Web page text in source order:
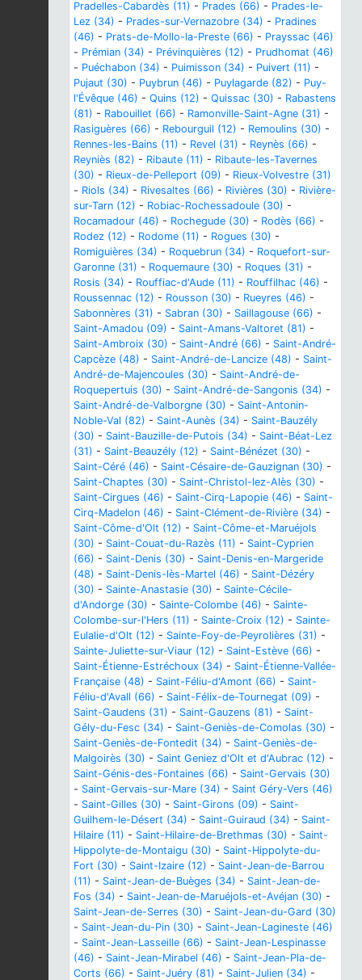
Pradelles-Cabardès (11) - Prades (66) - Prades-le-
Lez (34) - Prades-sur-Vernazobre (34) - Pradines
(46) - Prats-de-Mollo-la-Preste (66) - Prayssac (46)
- Prémian (34) - Prévinquières (12) - Prudhomat (46)
- Puéchabon (34) - Puimisson (34) - Puivert (11) -
Pujaut (30) - Puybrun (46) - Puylagarde (82) - Puy-
l'Évêque (46) - Quins (12) - Quissac (30) - Rabastens
(81) - Rabouillet (66) - Ramonville-Saint-Agne (31) -
Rasiguères (66) - Rebourguil (12) - Remoulins (30) -
Rennes-les-Bains (11) - Revel (31) - Reynès (66) -
Reyniès (82) - Ribaute (11) - Ribaute-les-Tavernes
(30) - Rieux-de-Pelleport (09) - Rieux-Volvestre (31)
- Riols (34) - Rivesaltes (66) - Rivières (30) - Rivière-
sur-Tarn (12) - Robiac-Rochessadoule (30) -
Rocamadour (46) - Rochegude (30) - Rodès (66) -
Rodez (12) - Rodome (11) - Rogues (30) -
Romiguières (34) - Roquebrun (34) - Roquefort-sur-
Garonne (31) - Roquemaure (30) - Roques (31) -
Rosis (34) - Rouffiac-d'Aude (11) - Rouffilhac (46) -
Roussennac (12) - Rousson (30) - Rueyres (46) -
Sabonnères (31) - Sabran (30) - Saillagouse (66) -
Saint-Amadou (09) - Saint-Amans-Valtoret (81) -
Saint-Ambroix (30) - Saint-André (66) - Saint-André-
Capcèze (48) - Saint-André-de-Lancize (48) - Saint-
André-de-Majencoules (30) - Saint-André-de-
Roquepertuis (30) - Saint-André-de-Sangonis (34) -
Saint-André-de-Valborgne (30) - Saint-Antonin-
Noble-Val (82) - Saint-Aunès (34) - Saint-Bauzély
(30) - Saint-Bauzille-de-Putois (34) - Saint-Béat-Lez
(31) - Saint-Beauzély (12) - Saint-Bénézet (30) -
Saint-Céré (46) - Saint-Césaire-de-Gauzignan (30) -
Saint-Chaptes (30) - Saint-Christol-lez-Alès (30) -
Saint-Cirgues (46) - Saint-Cirq-Lapopie (46) - Saint-
Cirq-Madelon (46) - Saint-Clément-de-Rivière (34) -
Saint-Côme-d'Olt (12) - Saint-Côme-et-Maruéjols
(30) - Saint-Couat-du-Razès (11) - Saint-Cyprien
(66) - Saint-Denis (30) - Saint-Denis-en-Margeride
(48) - Saint-Denis-lès-Martel (46) - Saint-Dézéry
(30) - Sainte-Anastasie (30) - Sainte-Cécile-
d'Andorge (30) - Sainte-Colombe (46) - Sainte-
Colombe-sur-l'Hers (11) - Sainte-Croix (12) - Sainte-
Eulalie-d'Olt (12) - Sainte-Foy-de-Peyrolières (31) -
Sainte-Juliette-sur-Viaur (12) - Saint-Estève (66) -
Saint-Étienne-Estréchoux (34) - Saint-Étienne-Vallée-
Française (48) - Saint-Féliu-d'Amont (66) - Saint-
Féliu-d'Avall (66) - Saint-Félix-de-Tournegat (09) -
Saint-Gaudens (31) - Saint-Gauzens (81) - Saint-
Gély-du-Fesc (34) - Saint-Geniès-de-Comolas (30) -
Saint-Geniès-de-Fontedit (34) - Saint-Geniès-de-
Malgoirès (30) - Saint Geniez d'Olt et d'Aubrac (12) -
Saint-Génis-des-Fontaines (66) - Saint-Gervais (30)
- Saint-Gervais-sur-Mare (34) - Saint Géry-Vers (46)
- Saint-Gilles (30) - Saint-Girons (09) - Saint-
Guilhem-le-Désert (34) - Saint-Guiraud (34) - Saint-
Hilaire (11) - Saint-Hilaire-de-Brethmas (30) - Saint-
Hippolyte-de-Montaigu (30) - Saint-Hippolyte-du-
Fort (30) - Saint-Izaire (12) - Saint-Jean-de-Barrou
(11) - Saint-Jean-de-Buèges (34) - Saint-Jean-de-
Fos (34) - Saint-Jean-de-Maruéjols-et-Avéjan (30) -
Saint-Jean-de-Serres (30) - Saint-Jean-du-Gard (30)
- Saint-Jean-du-Pin (30) - Saint-Jean-Lagineste (46)
- Saint-Jean-Lasseille (66) - Saint-Jean-Lespinasse
(46) - Saint-Jean-Mirabel (46) - Saint-Jean-Pla-de-
Corts (66) - Saint-Juéry (81) - Saint-Julien (34) -